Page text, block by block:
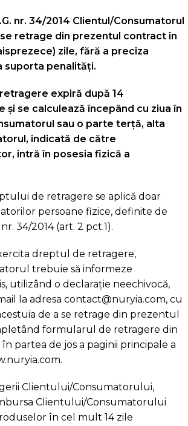
nr. 34/2014 Clientul/Consumatorul
retrage din prezentul contract în
zile, fără a preciza
suporta penalități.
expiră după 14
și se calculează începând cu ziua în
sau o parte terță, alta
indicată de către
intră în posesia fizică a
de retragere se aplică doar
persoane fizice, definite de
34/2014 (art. 2 pct.1).
dreptul de retragere,
trebuie să informeze
utilizând o declarație neechivocă,
la adresa contact@nuryia.com, cu
de a se retrage din prezentul
formularul de retragere din
partea de jos a paginii principale a
Clientului/Consumatorului,
Clientului/Consumatorului
în cel mult 14 zile